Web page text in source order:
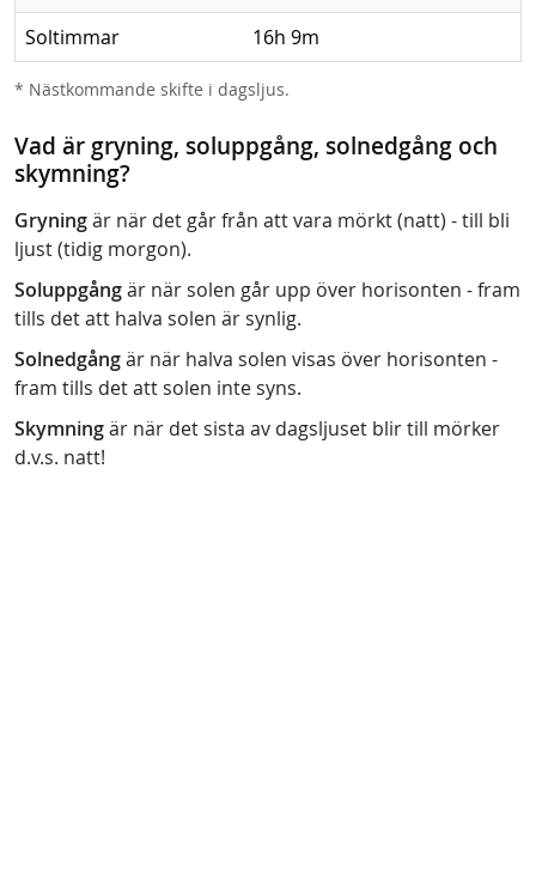
Soltimmar 16h 9m
* Nästkommande skifte i dagsljus.
Vad är gryning, soluppgång, solnedgång och
skymning?
Gryningär när det går från att vara mörkt (natt) - till bli
ljust (tidig morgon).
Soluppgångär när solen går upp över horisonten - fram
tills det att halva solen är synlig.
Solnedgångär när halva solen visas över horisonten -
fram tills det att solen inte syns.
Skymningär när det sista av dagsljuset blir till mörker
d.v.s. natt!